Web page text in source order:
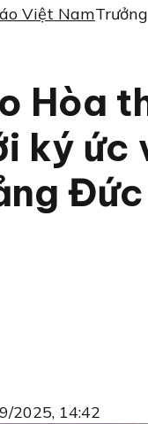
Việt Nam
Hòa
ký
Đức
2025, 14:42